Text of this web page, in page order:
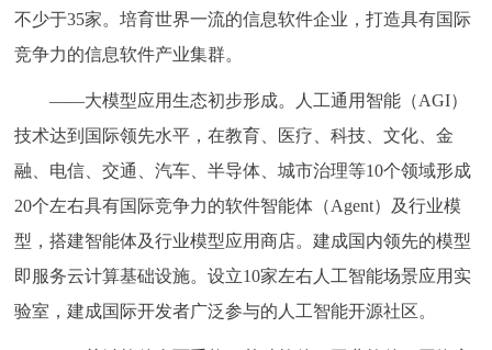
不少于35家。培育世界一流的信息软件企业，打造具有国际
竞争力的信息软件产业集群。
——大模型应用生态初步形成。人工通用智能（AGI）
技术达到国际领先水平，在教育、医疗、科技、文化、金
融、电信、交通、汽车、半导体、城市治理等10个领域形成
20个左右具有国际竞争力的软件智能体（Agent）及行业模
型，搭建智能体及行业模型应用商店。建成国内领先的模型
即服务云计算基础设施。设立10家左右人工智能场景应用实
验室，建成国际开发者广泛参与的人工智能开源社区。